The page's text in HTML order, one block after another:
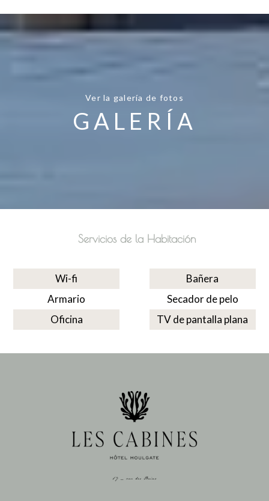
Ver la galería de fotos
GALERÍA
Servicios de la Habitación
Wi-fi
Armario
Oficina
Bañera
Secador de pelo
TV de pantalla plana